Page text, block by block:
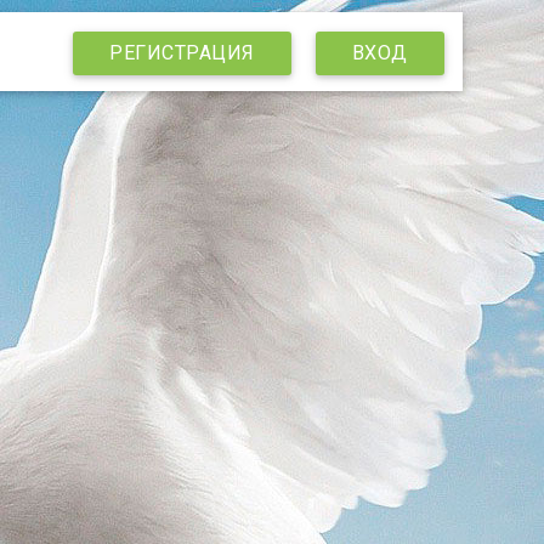
ВХОД
РЕГИСТРАЦИЯ